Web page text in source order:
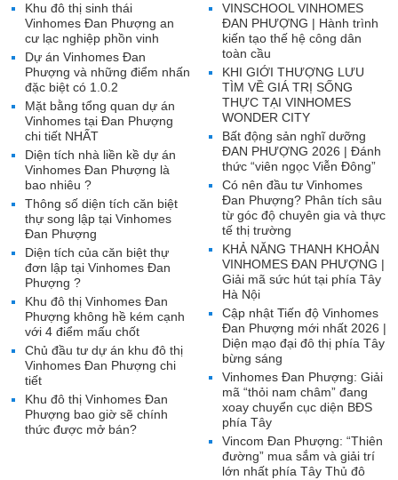
VINSCHOOL VINHOMES
ĐAN PHƯỢNG | Hành trình
kiến tạo thế hệ công dân
toàn cầu
KHI GIỚI THƯỢNG LƯU
TÌM VỀ GIÁ TRỊ SỐNG
THỰC TẠI VINHOMES
WONDER CITY
Bất động sản nghĩ dưỡng
ĐAN PHƯỢNG 2026 | Đánh
thức “viên ngọc Viễn Đông”
Có nên đầu tư Vinhomes
Đan Phượng? Phân tích sâu
từ góc độ chuyên gia và thực
tế thị trường
KHẢ NĂNG THANH KHOẢN
VINHOMES ĐAN PHƯỢNG |
Giải mã sức hút tại phía Tây
Hà Nội
Cập nhật Tiến độ Vinhomes
Đan Phượng mới nhất 2026 |
Diện mạo đại đô thị phía Tây
bừng sáng
Vinhomes Đan Phượng: Giải
mã “thỏi nam châm” đang
xoay chuyển cục diện BĐS
phía Tây
Vincom Đan Phượng: “Thiên
đường” mua sắm và giải trí
lớn nhất phía Tây Thủ đô
Khu đô thị sinh thái
Vinhomes Đan Phượng an
cư lạc nghiệp phồn vinh
Dự án Vinhomes Đan
Phượng và những điểm nhấn
đặc biệt có 1.0.2
Mặt bằng tổng quan dự án
Vinhomes tại Đan Phượng
chi tiết NHẤT
Diện tích nhà liền kề dự án
Vinhomes Đan Phượng là
bao nhiêu ?
Thông số diện tích căn biệt
thự song lập tại Vinhomes
Đan Phượng
Diện tích của căn biệt thự
đơn lập tại Vinhomes Đan
Phượng ?
Khu đô thị Vinhomes Đan
Phượng không hề kém cạnh
với 4 điểm mấu chốt
Chủ đầu tư dự án khu đô thị
Vinhomes Đan Phượng chi
tiết
Khu đô thị Vinhomes Đan
Phượng bao giờ sẽ chính
thức được mở bán?